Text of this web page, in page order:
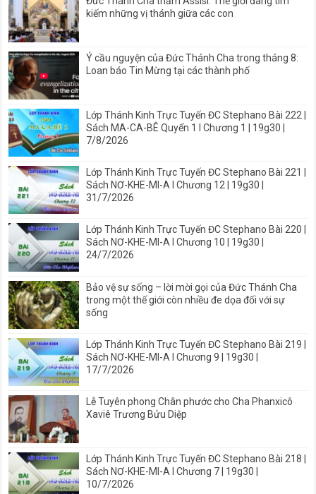
kiếm những vị thánh giữa các con
Ý cầu nguyện của Đức Thánh Cha trong tháng 8:
Loan báo Tin Mừng tại các thành phố
Lớp Thánh Kinh Trực Tuyến ĐC Stephano Bài 222 |
Sách MA-CA-BÊ Quyển 1 I Chương 1 | 19g30 |
7/8/2026
Lớp Thánh Kinh Trực Tuyến ĐC Stephano Bài 221 |
Sách NƠ-KHE-MI-A I Chương 12 | 19g30 |
31/7/2026
Lớp Thánh Kinh Trực Tuyến ĐC Stephano Bài 220 |
Sách NƠ-KHE-MI-A I Chương 10 | 19g30 |
24/7/2026
Bảo vệ sự sống – lời mời gọi của Đức Thánh Cha
trong một thế giới còn nhiều đe dọa đối với sự
sống
Lớp Thánh Kinh Trực Tuyến ĐC Stephano Bài 219 |
Sách NƠ-KHE-MI-A I Chương 9 | 19g30 |
17/7/2026
Lễ Tuyên phong Chân phước cho Cha Phanxicô
Xaviê Trương Bửu Diệp
Lớp Thánh Kinh Trực Tuyến ĐC Stephano Bài 218 |
Sách NƠ-KHE-MI-A I Chương 7 | 19g30 |
10/7/2026